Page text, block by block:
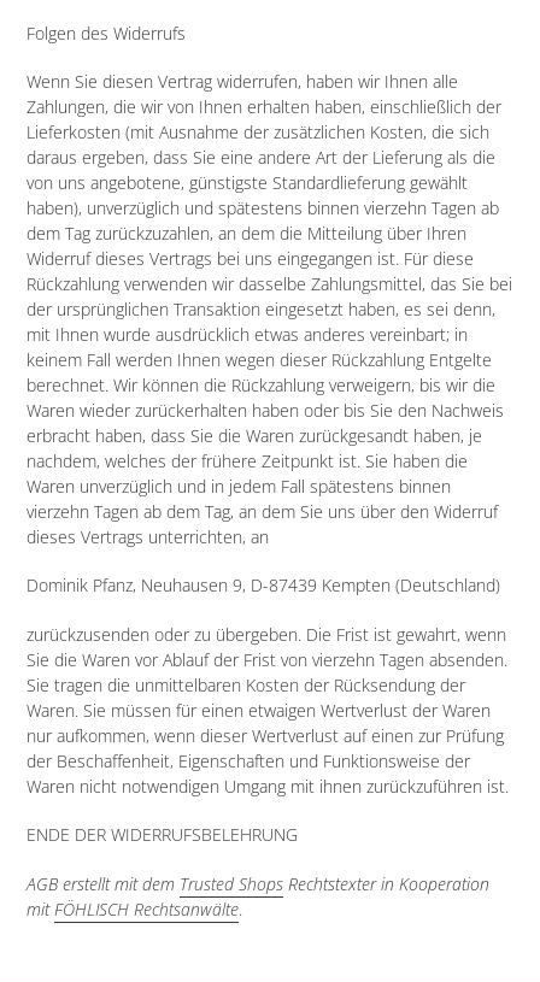
Folgen des Widerrufs
Wenn Sie diesen Vertrag widerrufen, haben wir Ihnen alle
Zahlungen, die wir von Ihnen erhalten haben, einschließlich der
Lieferkosten (mit Ausnahme der zusätzlichen Kosten, die sich
daraus ergeben, dass Sie eine andere Art der Lieferung als die
von uns angebotene, günstigste Standardlieferung gewählt
haben), unverzüglich und spätestens binnen vierzehn Tagen ab
dem Tag zurückzuzahlen, an dem die Mitteilung über Ihren
Widerruf dieses Vertrags bei uns eingegangen ist. Für diese
Rückzahlung verwenden wir dasselbe Zahlungsmittel, das Sie bei
der ursprünglichen Transaktion eingesetzt haben, es sei denn,
mit Ihnen wurde ausdrücklich etwas anderes vereinbart; in
keinem Fall werden Ihnen wegen dieser Rückzahlung Entgelte
berechnet. Wir können die Rückzahlung verweigern, bis wir die
Waren wieder zurückerhalten haben oder bis Sie den Nachweis
erbracht haben, dass Sie die Waren zurückgesandt haben, je
nachdem, welches der frühere Zeitpunkt ist. Sie haben die
Waren unverzüglich und in jedem Fall spätestens binnen
vierzehn Tagen ab dem Tag, an dem Sie uns über den Widerruf
dieses Vertrags unterrichten, an
Dominik Pfanz, Neuhausen 9, D-87439 Kempten (Deutschland)
zurückzusenden oder zu übergeben. Die Frist ist gewahrt, wenn
Sie die Waren vor Ablauf der Frist von vierzehn Tagen absenden.
Sie tragen die unmittelbaren Kosten der Rücksendung der
Waren. Sie müssen für einen etwaigen Wertverlust der Waren
nur aufkommen, wenn dieser Wertverlust auf einen zur Prüfung
der Beschaffenheit, Eigenschaften und Funktionsweise der
Waren nicht notwendigen Umgang mit ihnen zurückzuführen ist.
ENDE DER WIDERRUFSBELEHRUNG
AGB erstellt mit dem Trusted Shops Rechtstexter in Kooperation
mit FÖHLISCH Rechtsanwälte.